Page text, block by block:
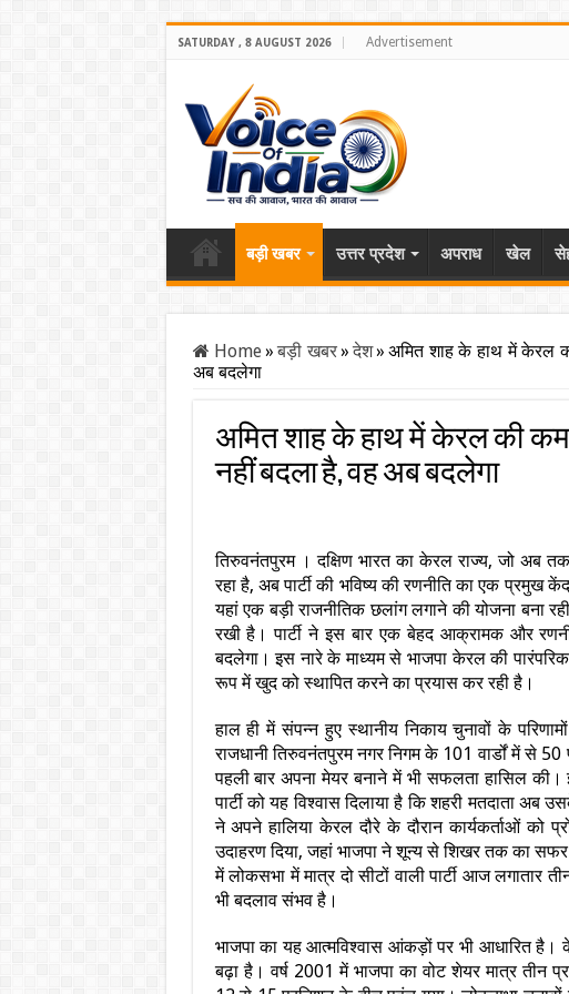
SATURDAY , 8 AUGUST 2026 Advertisement
बड़ी खबर उत्तर प्रदेश अपराध खेल
Home» बड़ी खबर» देश» अमित शाह के हाथ में केरल
अब बदलेगा
अमित शाह के हाथ में केरल की
नहीं बदला है, वह अब बदलेगा
तिरुवनंतपुरम । दक्षिण भारत का केरल राज्य, जो अब
रहा है, अब पार्टी की भविष्य की रणनीति का एक प्रमुख
यहां एक बड़ी राजनीतिक छलांग लगाने की योजना बना
रखी है। पार्टी ने इस बार एक बेहद आक्रामक और
बदलेगा। इस नारे के माध्यम से भाजपा केरल की
रूप में खुद को स्थापित करने का प्रयास कर रही है।
हाल ही में संपन्न हुए स्थानीय निकाय चुनावों के
राजधानी तिरुवनंतपुरम नगर निगम के 101 वार्डों में से
पहली बार अपना मेयर बनाने में भी सफलता हासिल
पार्टी को यह विश्वास दिलाया है कि शहरी मतदाता
ने अपने हालिया केरल दौरे के दौरान कार्यकर्ताओं को
उदाहरण दिया, जहां भाजपा ने शून्य से शिखर तक का
में लोकसभा में मात्र दो सीटों वाली पार्टी आज लगातार
भी बदलाव संभव है।
भाजपा का यह आत्मविश्वास आंकड़ों पर भी आधारित है।
बढ़ा है। वर्ष 2001 में भाजपा का वोट शेयर मात्र